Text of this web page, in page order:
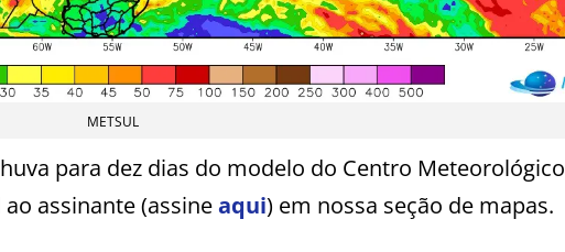
METSUL
para dez dias do modelo do Centro Meteorológico
ao assinante (assineaqui) em nossa seção de mapas.